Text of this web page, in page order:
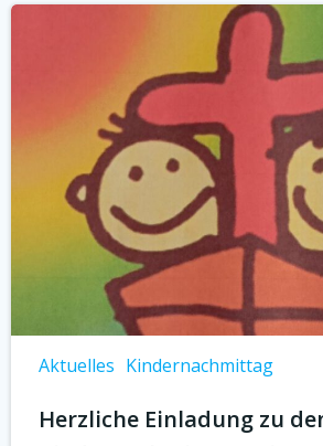
Aktuelles Kindernachmittag
Herzliche Einladung zu